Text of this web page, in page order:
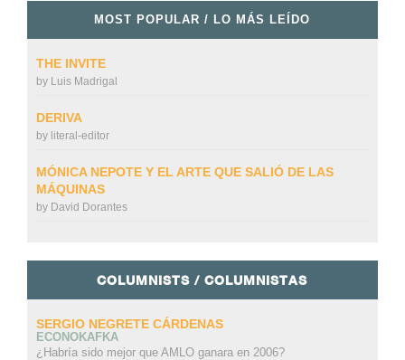
MOST POPULAR / LO MÁS LEÍDO
THE INVITE
by Luis Madrigal
DERIVA
by literal-editor
MÓNICA NEPOTE Y EL ARTE QUE SALIÓ DE LAS
MÁQUINAS
by David Dorantes
COLUMNISTS / COLUMNISTAS
SERGIO NEGRETE CÁRDENAS
ECONOKAFKA
¿Habría sido mejor que AMLO ganara en 2006?